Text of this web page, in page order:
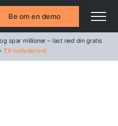
spar millioner – last ned din gratis
Til veilederen!
Be om en demo